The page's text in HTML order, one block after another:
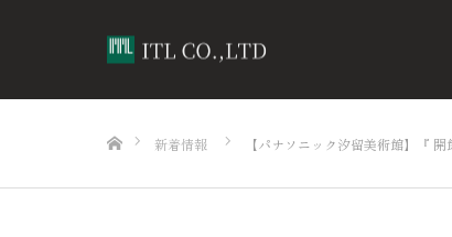
新着情報
【パナソニック汐留美術館】『